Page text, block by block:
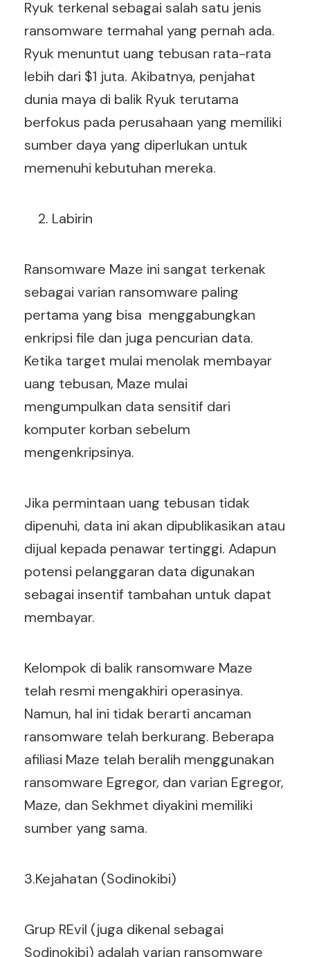
Ryuk terkenal sebagai salah satu jenis
ransomware termahal yang pernah ada.
Ryuk menuntut uang tebusan rata-rata
lebih dari $1 juta. Akibatnya, penjahat
dunia maya di balik Ryuk terutama
berfokus pada perusahaan yang memiliki
sumber daya yang diperlukan untuk
memenuhi kebutuhan mereka.
Labirin
Ransomware Maze ini sangat terkenak
sebagai varian ransomware paling
pertama yang bisa menggabungkan
enkripsi file dan juga pencurian data.
Ketika target mulai menolak membayar
uang tebusan, Maze mulai
mengumpulkan data sensitif dari
komputer korban sebelum
mengenkripsinya.
Jika permintaan uang tebusan tidak
dipenuhi, data ini akan dipublikasikan atau
dijual kepada penawar tertinggi. Adapun
potensi pelanggaran data digunakan
sebagai insentif tambahan untuk dapat
membayar.
Kelompok di balik ransomware Maze
telah resmi mengakhiri operasinya.
Namun, hal ini tidak berarti ancaman
ransomware telah berkurang. Beberapa
afiliasi Maze telah beralih menggunakan
ransomware Egregor, dan varian Egregor,
Maze, dan Sekhmet diyakini memiliki
sumber yang sama.
3.Kejahatan (Sodinokibi)
Grup REvil (juga dikenal sebagai
Sodinokibi) adalah varian ransomware